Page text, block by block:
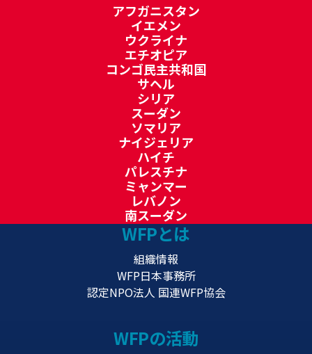
アフガニスタン
イエメン
ウクライナ
エチオピア
コンゴ民主共和国
サヘル
シリア
スーダン
ソマリア
ナイジェリア
ハイチ
パレスチナ
ミャンマー
レバノン
南スーダン
WFPとは
組織情報
WFP日本事務所
認定NPO法人 国連WFP協会
WFPの活動